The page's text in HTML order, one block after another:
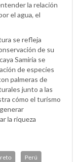
la relación
el agua, el
se refleja
de su
Samiria se
de especies
palmeras de
junto a las
cómo el turismo
la riqueza
Perú